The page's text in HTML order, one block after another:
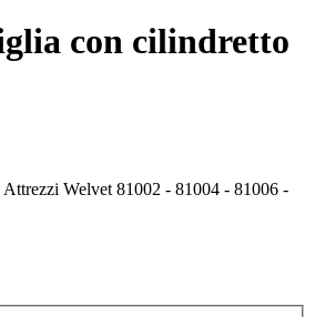
con cilindretto
Attrezzi Welvet 81002 - 81004 - 81006 -